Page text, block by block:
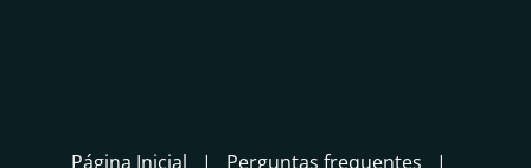
Página Inicial Perguntas frequentes